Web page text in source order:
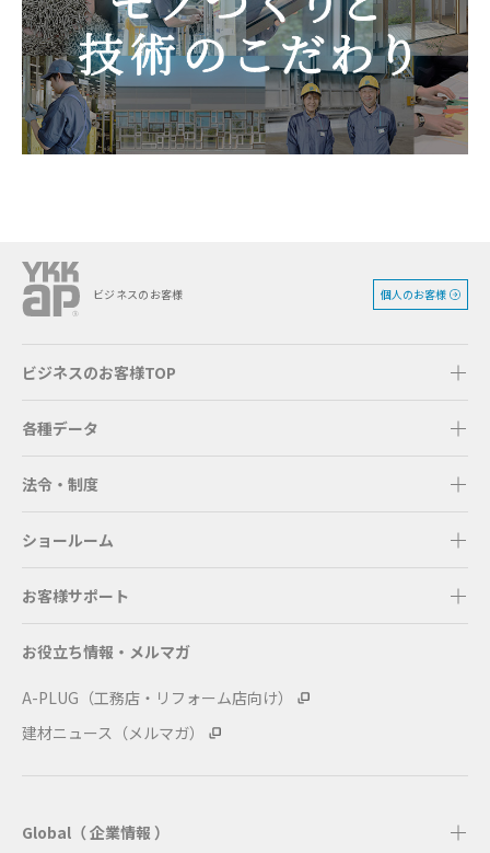
ビジネスのお客様 個人のお客様
ビジネスのお客様TOP
各種データ
法令・制度
ショールーム
お客様サポート
お役立ち情報・メルマガ
A-PLUG（工務店・リフォーム店向け）
建材ニュース（メルマガ）
Global（ 企業情報 ）